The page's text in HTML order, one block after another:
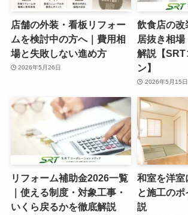
店舗の外装・看板リフォー
ムを検討中の方へ｜費用相
場と失敗しない進め方
2026年5月26日
飲食店の改
居抜き相
解説【SRT
ン】
2026年5月15日
リフォーム補助金2026一覧
｜使える制度・対象工事・
いくら戻るかを徹底解説
和室を洋室
と施工の
説